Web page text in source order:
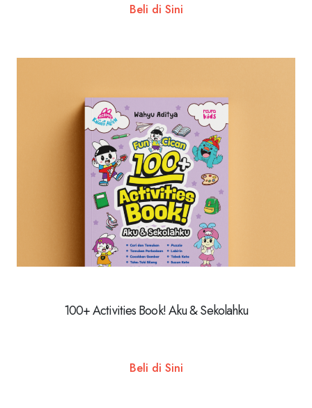
Beli di Sini
100+ Activities Book! Aku & Sekolahku
Beli di Sini